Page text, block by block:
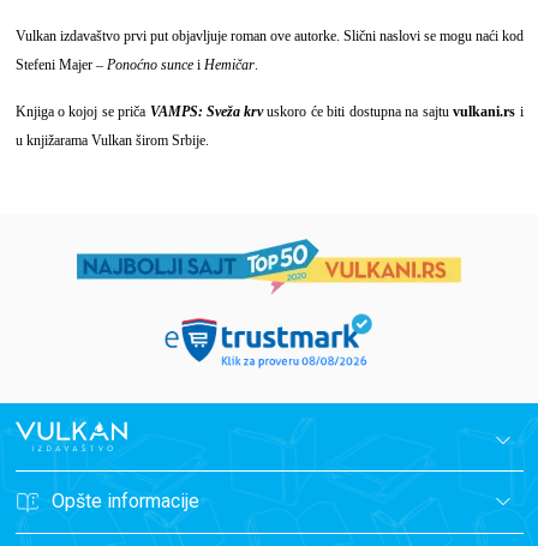
Vulkan izdavaštvo prvi put objavljuje roman ove autorke. Slični naslovi se mogu naći kod
Stefeni Majer – Ponoćno suncei Hemičar.
Knjiga o kojoj se priča VAMPS: Sveža krvuskoro će biti dostupna na sajtuvulkani.rs i
u knjižarama Vulkan širom Srbije.
Opšte informacije